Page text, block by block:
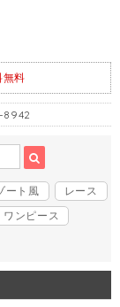
無料
ート風
レース
ワンピース